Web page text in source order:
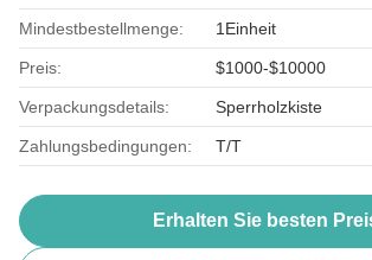
Mindestbestellmenge: 1Einheit
Preis: $1000-$10000
Verpackungsdetails: Sperrholzkiste
Zahlungsbedingungen: T/T
Erhalten Sie besten